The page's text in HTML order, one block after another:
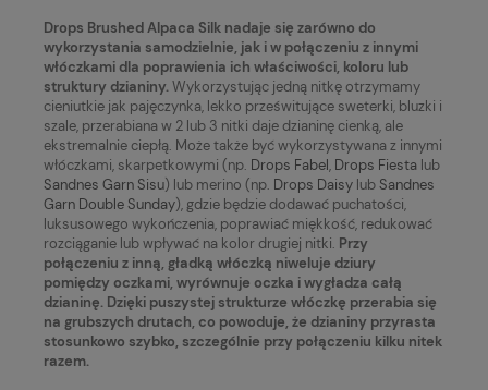
Drops Brushed Alpaca Silk nadaje się zarówno do
wykorzystania samodzielnie, jak i w połączeniu z innymi
włóczkami dla poprawienia ich właściwości, koloru lub
struktury dzianiny.Wykorzystując jedną nitkę otrzymamy
cieniutkie jak pajęczynka, lekko prześwitujące sweterki, bluzki i
szale, przerabiana w 2 lub 3 nitki daje dzianinę cienką, ale
ekstremalnie ciepłą. Może także być wykorzystywana z innymi
włóczkami, skarpetkowymi (np. Drops Fabel, Drops Fiesta lub
Sandnes Garn Sisu) lub merino (np. Drops Daisy lubSandnes
Garn Double Sunday), gdzie będzie dodawać puchatości,
luksusowego wykończenia, poprawiać miękkość, redukować
rozciąganie lub wpływać na kolor drugiej nitki. Przy
połączeniu z inną, gładką włóczką niweluje dziury
pomiędzy oczkami, wyrównuje oczka i wygładza całą
dzianinę. Dzięki puszystej strukturze włóczkę przerabia się
na grubszych drutach, co powoduje, że dzianiny przyrasta
stosunkowo szybko, szczególnie przy połączeniu kilku nitek
razem.